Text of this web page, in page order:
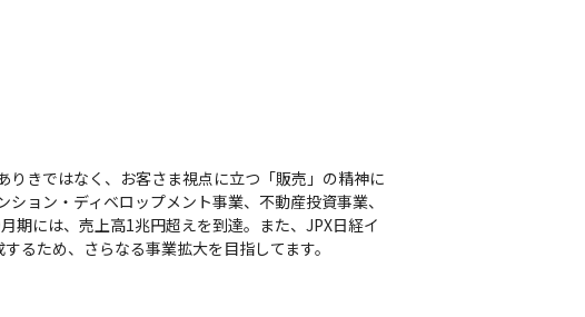
きではなく、お客さま視点に立つ「販売」の精神に
ョン・ディベロップメント事業、不動産投資事業、
期には、売上高1兆円超えを到達。また、JPX日経イ
るため、さらなる事業拡大を目指してます。